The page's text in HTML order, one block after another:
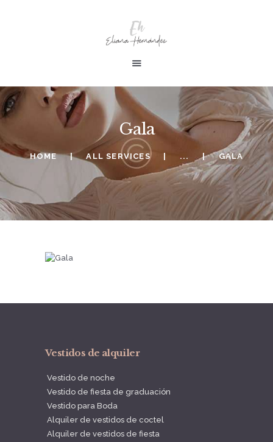
Gala
HOME ALL SERVICES ... GALA
ALQUILAR UN VESTIDO
ENCUENTRA UN VESTIDO
OCASIONES
GALERIA
CONTÁCTENOS
Vestidos de alquiler
Vestido de noche
Vestido de fiesta de graduación
Vestido para Boda
Alquiler de vestidos de coctel
Alquiler de vestidos de fiesta